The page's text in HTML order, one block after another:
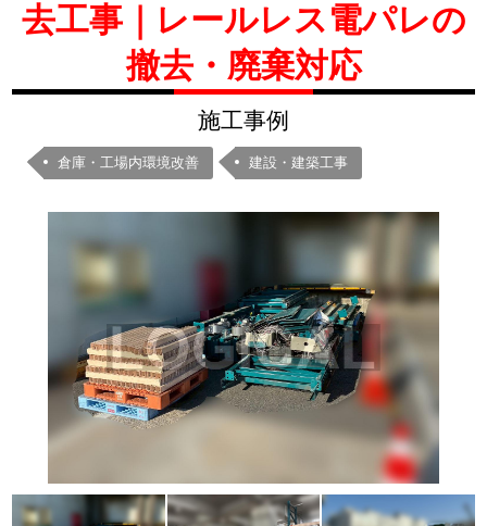
去工事｜レールレス電パレの
撤去・廃棄対応
施工事例
倉庫・工場内環境改善 建設・建築工事